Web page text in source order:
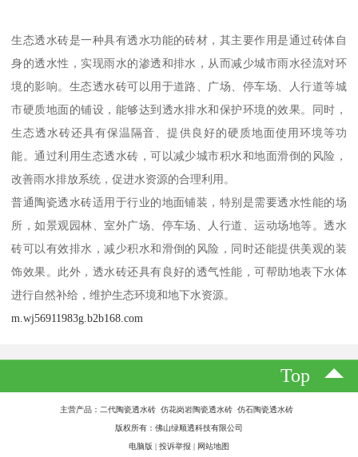
生态透水砖是一种具有透水功能的砖材，其主要作用是通过砖体自
身的透水性，实现雨水的渗透和排水，从而减少城市雨水径流对环
境的影响。生态透水砖可以用于道路、广场、停车场、人行道等城
市硬质地面的铺设，能够达到透水排水和保护环境的效果。同时，
生态透水砖还具有保温隔音、提供良好的硬质地面使用环境等功
能。通过利用生态透水砖，可以减少城市积水和地面滑倒的风险，
改善雨水排放系统，促进水资源的合理利用。
普通陶瓷透水砖适用于行业的地面铺装，特别是需要透水性能的场
所，如景观园林、室外广场、停车场、人行道、运动场地等。透水
砖可以有效排水，减少积水和滑倒的风险，同时还能提供美观的装
饰效果。此外，透水砖还具有良好的透气性能，可帮助地表下水体
进行自然补给，维护生态环境和地下水资源。
m.wj56911983g.b2b168.com
Top
主营产品：二代陶瓷透水砖 仿花岗岩陶瓷透水砖 仿石陶瓷透水砖
版权所有：佛山绿顺透科技有限公司
电脑版 投诉举报 网站地图